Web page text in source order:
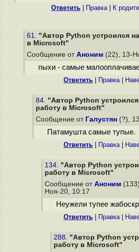
Ответить Правка| К
61. "Автор Python устроился
в Microsoft"
Сообщение от Аноним (22), 13-
пыхи - самые
Ответить Правка|
84. "Автор Python
работу в Microsoft"
Сообщение от Галустян (?),
Патамушта самые тупые.
Ответить Правка|
134. "Автор Python
работу в Microsoft"
Сообщение от Аноним
Ноя-20, 10:17
Неужели тупее
Ответить Правка|
288. "Автор Python
работу в Microsoft"